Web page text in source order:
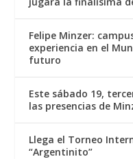
Felipe Minzer:
experiencia en el
futuro
Este sábado 19,
las presencias de
Llega el Torneo
“Argentinito”